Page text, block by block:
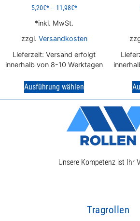
5,20€ – 11,98€
inkl. MwSt.
zzgl. Versandkosten
Lieferzeit: Versand erfolgt
innerhalb von 8-10 Werktagen
Ausführung wählen
Unsere Kompetenz ist Ihr
Tragrollen